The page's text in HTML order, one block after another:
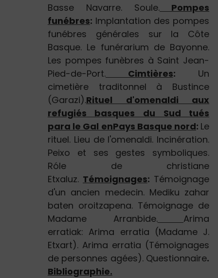
Basse Navarre. Soule. Pompes
funébres: Implantation des pompes
funébres générales sur la Côte
Basque. Le funérarium de Bayonne.
Les pompes funèbres à Saint Jean-
Pied-de-Port.Cimtières: Un
cimetière traditonnel à Bustince
(Garazi).Rituel d'omenaldi aux
refugiés basques du Sud tués
para le Gal enPays Basque nord: Le
rituel. Lieu de l'omenaldi. Incinération.
Peixo et ses gestes symboliques.
Róle de christiane
Etxaluz. Témoignages: Témoignage
d'un ancien medecin. Mediku zahar
baten oroitzapena. Témoignage de
Madame Arranbide.
Arima
erratiak: Arima erratia (Madame J.
Etxart). Arima erratia (Témoignages
de personnes agées). Questionnaire.
Bibliographie.